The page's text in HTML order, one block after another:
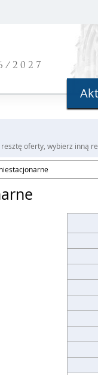
2027
oferty, wybierz inną